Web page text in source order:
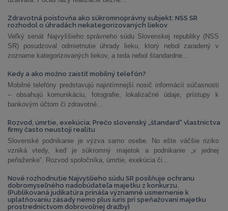
Zdravotná poisťovňa ako súkromnoprávny subjekt: NSS SR
rozhodol o úhradách nekategorizovaných liekov
Veľký senát Najvyššieho správneho súdu Slovenskej republiky (NSS
SR) posudzoval odmietnutie úhrady lieku, ktorý nebol zaradený v
zozname kategorizovaných liekov, a teda nebol štandardne...
Kedy a ako možno zaistiť mobilný telefón?
Mobilné telefóny predstavujú najintímnejší nosič informácií súčasnosti
– obsahujú komunikáciu, fotografie, lokalizačné údaje, prístupy k
bankovým účtom či zdravotné...
Rozvod, úmrtie, exekúcia: Prečo slovenský „štandard“ vlastníctva
firmy často neustojí realitu
Slovenské podnikanie je výzva samo osebe. No ešte väčšie riziko
vzniká vtedy, keď je súkromný majetok a podnikanie „v jednej
peňaženke“. Rozvod spoločníka, úmrtie, exekúcia či...
Nové rozhodnutie Najvyššieho súdu SR posilňuje ochranu
dobromyseľného nadobúdateľa majetku z konkurzu.
(Publikovaná judikatúra prináša významné usmernenie k
uplatňovaniu zásady nemo plus iuris pri speňažovaní majetku
prostredníctvom dobrovoľnej dražby)